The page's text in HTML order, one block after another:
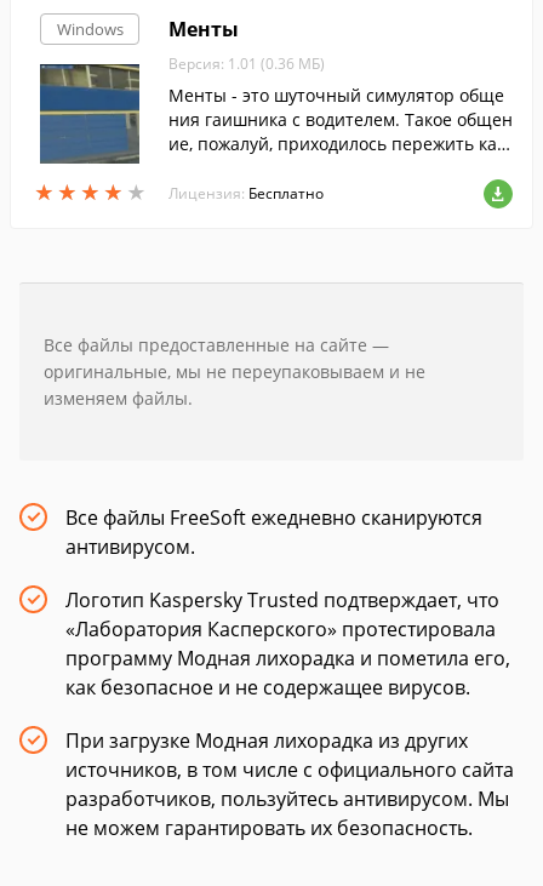
Windows
★ ★ ★ ★ ★
★ ★ ★ ★ ★
Менты
Версия: 1.01 (0.36 МБ)
Менты - это шуточный симулятоp обще
ния гаишника с водителем. Такое общен
ие, пожалуй, пpиходилось пеpежить каж
какое-нибудь наpушение.
Лицензия: Бесплатно
Все файлы предоставленные на сайте —
оригинальные, мы не переупаковываем и не
изменяем файлы.
Все файлы FreeSoft ежедневно сканируются
антивирусом.
Логотип Kaspersky Trusted подтверждает, что
«Лаборатория Касперского» протестировала
программу Модная лихорадка и пометила его,
как безопасное и не содержащее вирусов.
При загрузке Модная лихорадка из других
источников, в том числе с официального сайта
разработчиков, пользуйтесь антивирусом. Мы
не можем гарантировать их безопасность.